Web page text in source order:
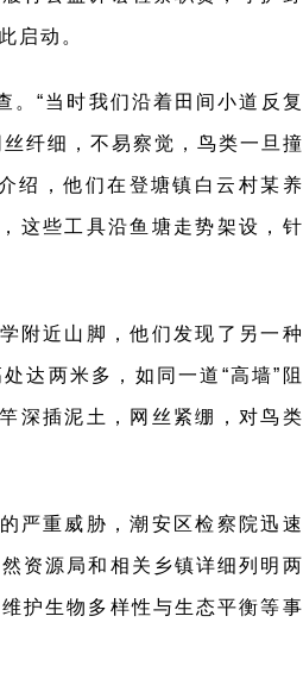
启动。
。“当时我们沿着田间小道反复
纤细，不易察觉，鸟类一旦撞
绍，他们在登塘镇白云村某养
这些工具沿鱼塘走势架设，针
附近山脚，他们发现了另一种
达两米多，如同一道“高墙”阻
深插泥土，网丝紧绷，对鸟类
严重威胁，潮安区检察院迅速
资源局和相关乡镇详细列明两
护生物多样性与生态平衡等事